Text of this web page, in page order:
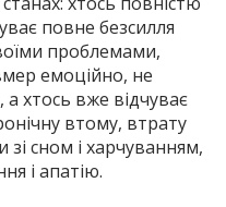
повне безсилля
проблемами,
емоційно, не
хтось вже відчуває
втому, втрату
сном і харчуванням,
і апатію.